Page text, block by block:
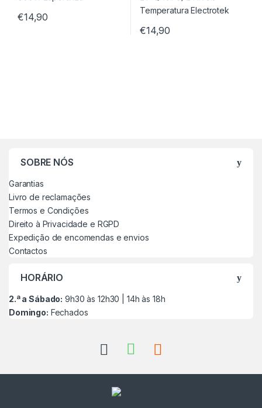
€14,90
€14,90
SOBRE NÓS
Garantias
Livro de reclamações
Termos e Condições
Direito à Privacidade e RGPD
Expedição de encomendas e envios
Contactos
HORÁRIO
2.ª a Sábado: 9h30 às 12h30 | 14h às 18h
Domingo: Fechados